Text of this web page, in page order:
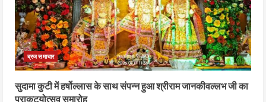
ब्रज समाचार
सुदामा कुटी में हर्षोल्लास के साथ संपन्न हुआ श्रीराम जानकीवल्लभ जी का
प्राकट्योत्सव समारोह